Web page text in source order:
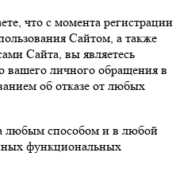
что с момента регистрации
Сайтом, а также
Сайта, вы являетесь
вашего личного обращения в
об отказе от любых
любым способом и в любой
функциональных